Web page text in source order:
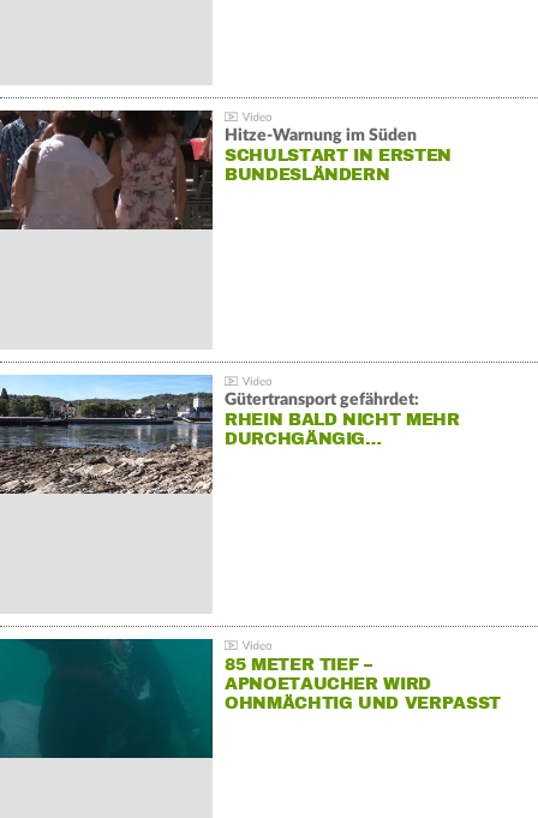
Hitze-Warnung im Süden
SCHULSTART IN ERSTEN
BUNDESLÄNDERN
Gütertransport gefährdet:
RHEIN BALD NICHT MEHR
DURCHGÄNGIG…
85 METER TIEF –
APNOETAUCHER WIRD
OHNMÄCHTIG UND VERPASST